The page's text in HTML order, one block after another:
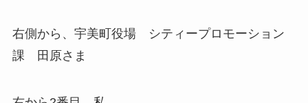
右側から、宇美町役場 シティープロモーション
課 田原さま